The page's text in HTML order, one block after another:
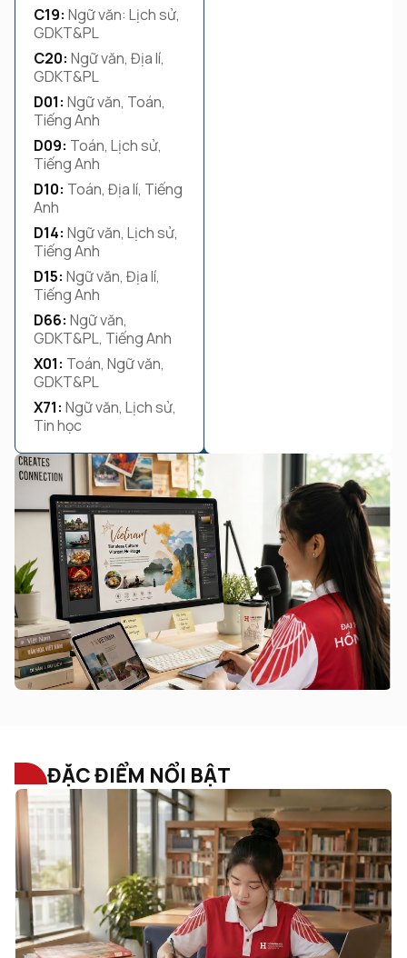
C19: Ngữ văn: Lịch sử,
GDKT&PL
C20: Ngữ văn, Địa lí,
GDKT&PL
D01: Ngữ văn, Toán,
Tiếng Anh
D09: Toán, Lịch sử,
Tiếng Anh
D10: Toán, Địa lí, Tiếng
Anh
D14: Ngữ văn, Lịch sử,
Tiếng Anh
D15: Ngữ văn, Địa lí,
Tiếng Anh
D66: Ngữ văn,
GDKT&PL, Tiếng Anh
X01: Toán, Ngữ văn,
GDKT&PL
X71: Ngữ văn, Lịch sử,
Tin học
ĐẶC ĐIỂM NỔI BẬT